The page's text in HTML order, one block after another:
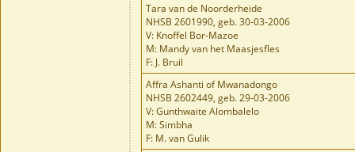
Tara van de Noorderheide
NHSB 2601990, geb. 30-03-2006
V: Knoffel Bor-Mazoe
M: Mandy van het Maasjesfles
F: J. Bruil
Affra Ashanti of Mwanadongo
NHSB 2602449, geb. 29-03-2006
V: Gunthwaite Alombalelo
M: Simbha
F: M. van Gulik